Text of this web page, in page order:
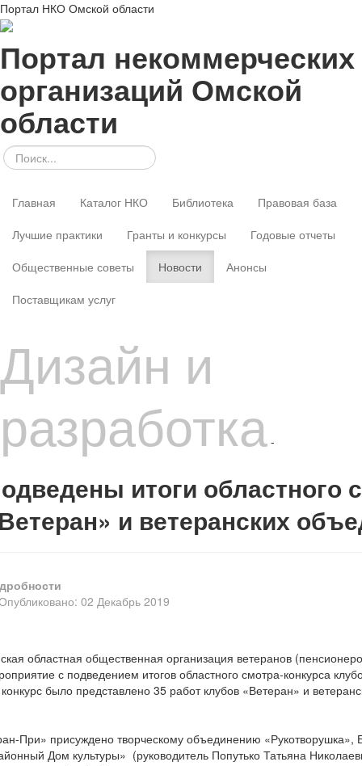
Портал НКО Омской области
Портал некоммерческих
организаций Омской
области
Главная Каталог НКО Библиотека
Правовая база
Лучшие практики
Гранты и конкурсы
Годовые отчеты
Общественные советы
Новости
Анонсы
Поставщикам услуг
Дизайн и
разработка -
итоги областного
и ветеранских
02 Декабрь 2019
областная общественная организация ветеранов
с подведением итогов областного смотра-конкурса
было представлено 35 работ клубов «Ветеран» и
При» присуждено творческому объединению
Дом культуры» (руководитель Попутько Татьяна